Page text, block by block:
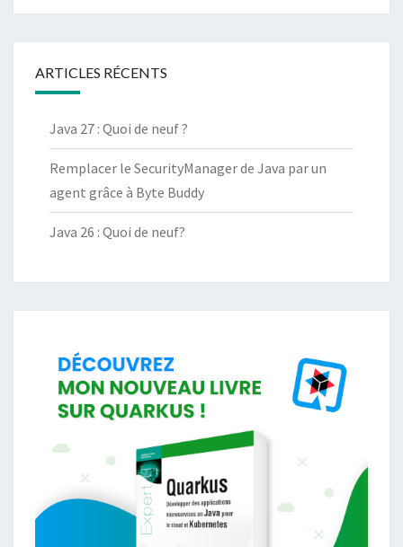
ARTICLES RÉCENTS
Java 27 : Quoi de neuf ?
Remplacer le SecurityManager de Java par un
agent grâce à Byte Buddy
Java 26 : Quoi de neuf?